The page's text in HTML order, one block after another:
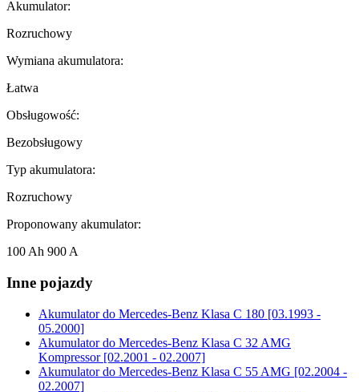
Akumulator:
Rozruchowy
Wymiana akumulatora:
Łatwa
Obsługowość:
Bezobsługowy
Typ akumulatora:
Rozruchowy
Proponowany akumulator:
100 Ah 900 A
Inne pojazdy
Akumulator do Mercedes-Benz Klasa C 180 [03.1993 -
05.2000]
Akumulator do Mercedes-Benz Klasa C 32 AMG
Kompressor [02.2001 - 02.2007]
Akumulator do Mercedes-Benz Klasa C 55 AMG [02.2004 -
02.2007]